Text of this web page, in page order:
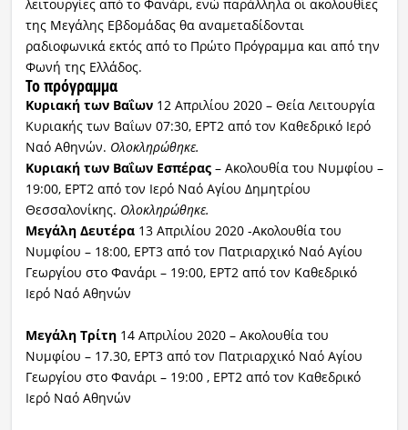
λειτουργίες από το Φανάρι, ενώ παράλληλα οι ακολουθίες
της Μεγάλης Εβδομάδας θα αναμεταδίδονται
ραδιοφωνικά εκτός από το Πρώτο Πρόγραμμα και από την
Φωνή της Ελλάδος.
Το πρόγραμμα
Κυριακή των Βαΐων12 Απριλίου 2020 – Θεία Λειτουργία
Κυριακής των Βαΐων 07:30, ΕΡΤ2 από τον Καθεδρικό Ιερό
Ναό Αθηνών. Ολοκληρώθηκε.
Κυριακή των Βαΐων Εσπέρας– Ακολουθία του Νυμφίου –
19:00, ΕΡΤ2 από τον Ιερό Ναό Αγίου Δημητρίου
Θεσσαλονίκης. Ολοκληρώθηκε.
Μεγάλη Δευτέρα13 Απριλίου 2020 -Ακολουθία του
Νυμφίου – 18:00, ΕΡΤ3 από τον Πατριαρχικό Ναό Αγίου
Γεωργίου στο Φανάρι – 19:00, ΕΡΤ2 από τον Καθεδρικό
Ιερό Ναό Αθηνών
Μεγάλη Τρίτη14 Απριλίου 2020 – Ακολουθία του
Νυμφίου – 17.30, ΕΡΤ3 από τον Πατριαρχικό Ναό Αγίου
Γεωργίου στο Φανάρι – 19:00 , ΕΡΤ2 από τον Καθεδρικό
Ιερό Ναό Αθηνών